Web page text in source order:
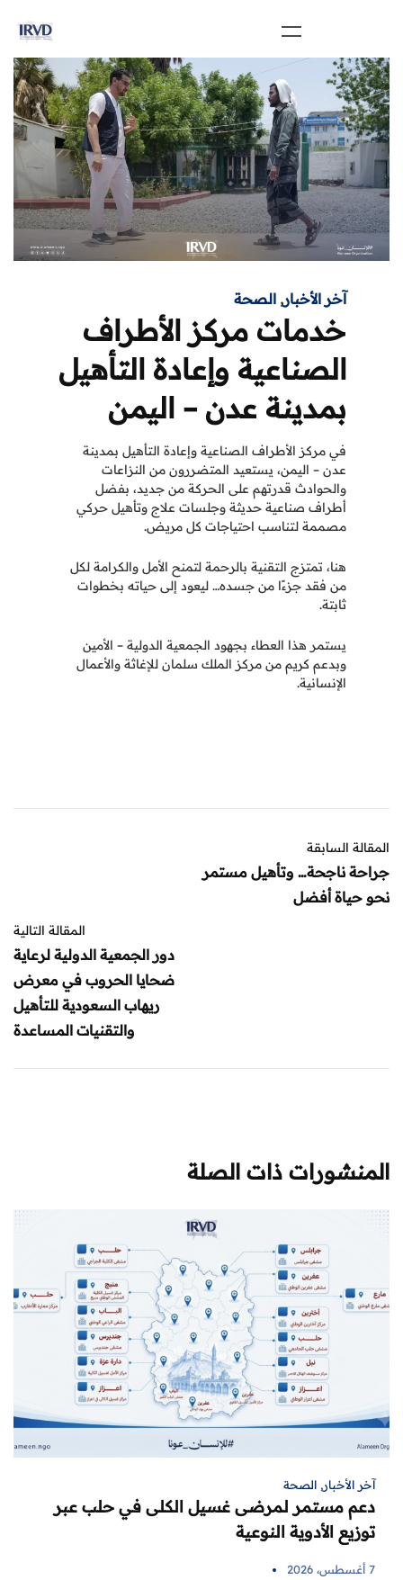
آخر الأخبار, الصحة
خدمات مركز الأطراف
الصناعية وإعادة التأهيل
بمدينة عدن – اليمن
في مركز الأطراف الصناعية وإعادة التأهيل بمدينة
عدن – اليمن، يستعيد المتضررون من النزاعات
والحوادث قدرتهم على الحركة من جديد، بفضل
أطراف صناعية حديثة وجلسات علاج وتأهيل حركي
مصممة لتناسب احتياجات كل مريض.
هنا، تمتزج التقنية بالرحمة لتمنح الأمل والكرامة لكل
من فقد جزءًا من جسده… ليعود إلى حياته بخطوات
ثابتة.
يستمر هذا العطاء بجهود الجمعية الدولية – الأمين
وبدعم كريم من مركز الملك سلمان للإغاثة والأعمال
الإنسانية.
المقالة السابقة
جراحة ناجحة… وتأهيل مستمر
نحو حياة أفضل
المقالة التالية
دور الجمعية الدولية لرعاية
ضحايا الحروب في معرض
ريهاب السعودية للتأهيل
والتقنيات المساعدة
المنشورات ذات الصلة
آخر الأخبار, الصحة
دعم مستمر لمرضى غسيل الكلى في حلب عبر
توزيع الأدوية النوعية
7 أغسطس، 2026